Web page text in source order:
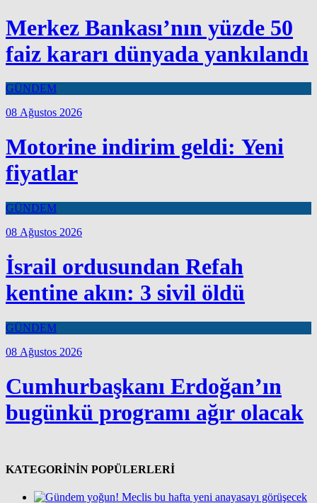
Merkez Bankası’nın yüzde 50
faiz kararı dünyada yankılandı
GÜNDEM
08 Ağustos 2026
Motorine indirim geldi: Yeni
fiyatlar
GÜNDEM
08 Ağustos 2026
İsrail ordusundan Refah
kentine akın: 3 sivil öldü
GÜNDEM
08 Ağustos 2026
Cumhurbaşkanı Erdoğan’ın
bugünkü programı ağır olacak
KATEGORİNİN POPÜLERLERİ